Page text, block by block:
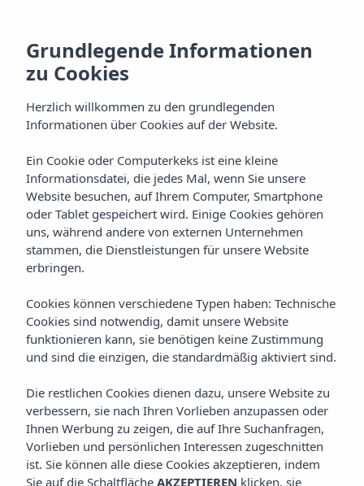
Startseite Blog
Luxushotel auf Ibiza
IBIZA
LUXUS
Luxushotel auf Ibiza: wo
übernachten im Jahr 2026
Entdecken Sie, was ein Luxushotel auf Ibiza bietet: Spa,
Suiten, Gastronomie. Insotel Fenicia Prestige Suites & Spa,
5-Sterne in Santa Eulalia.
TEILEN
Grundlegende Informationen
zu Cookies
Herzlich willkommen zu den grundlegenden
Informationen über Cookies auf der Website.
Ein Cookie oder Computerkeks ist eine kleine
Informationsdatei, die jedes Mal, wenn Sie unsere
Website besuchen, auf Ihrem Computer, Smartphone
oder Tablet gespeichert wird. Einige Cookies gehören
uns, während andere von externen Unternehmen
stammen, die Dienstleistungen für unsere Website
erbringen.
Cookies können verschiedene Typen haben: Technische
Cookies sind notwendig, damit unsere Website
funktionieren kann, sie benötigen keine Zustimmung
und sind die einzigen, die standardmäßig aktiviert sind.
Die restlichen Cookies dienen dazu, unsere Website zu
verbessern, sie nach Ihren Vorlieben anzupassen oder
Ihnen Werbung zu zeigen, die auf Ihre Suchanfragen,
Vorlieben und persönlichen Interessen zugeschnitten
ist. Sie können alle diese Cookies akzeptieren, indem
Sie auf die Schaltfläche AKZEPTIEREN klicken, sie